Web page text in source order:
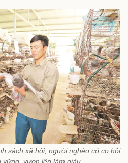
sách xã hội, người nghèo có cơ hội